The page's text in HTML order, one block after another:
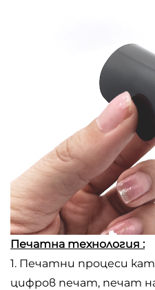
Печатна технология :
1. Печатни процеси
цифров печат, печат